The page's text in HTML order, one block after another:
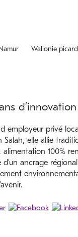
Wallonie
employeur privé
elle allie
100%
ancrage